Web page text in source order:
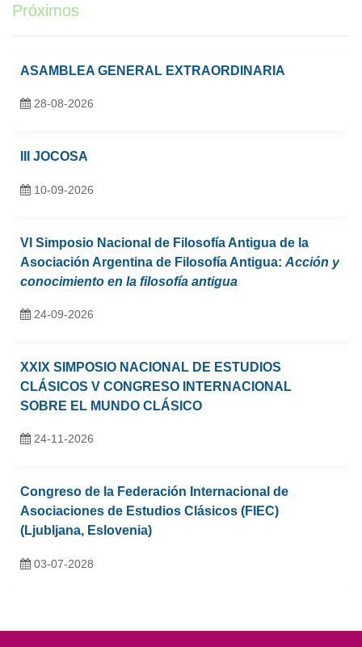
Próximos
ASAMBLEA GENERAL EXTRAORDINARIA
28-08-2026
III JOCOSA
10-09-2026
VI Simposio Nacional de Filosofía Antigua de la
Asociación Argentina de Filosofía Antigua:Acción y
conocimiento en la filosofía antigua
24-09-2026
XXIX SIMPOSIO NACIONAL DE ESTUDIOS
CLÁSICOS V CONGRESO INTERNACIONAL
SOBRE EL MUNDO CLÁSICO
24-11-2026
Congreso de la Federación Internacional de
Asociaciones de Estudios Clásicos (FIEC)
(Ljubljana, Eslovenia)
03-07-2028